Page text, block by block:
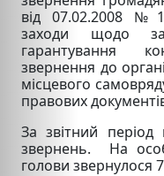
від 07.02.2008
заходи щодо
гарантування
звернення до
місцевого
правових
За звітний
звернень. На
голови звернулося